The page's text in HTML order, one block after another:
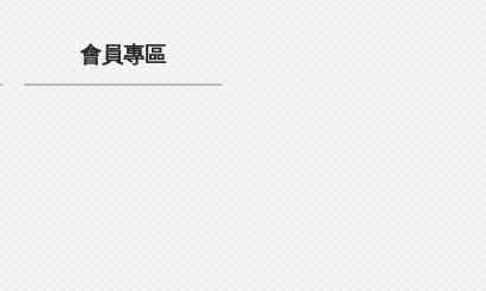
會員專區